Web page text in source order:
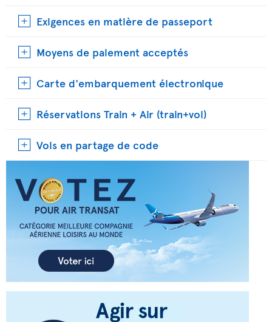
Exigences en matière de passeport
Moyens de paiement acceptés
Carte d'embarquement électronique
Réservations Train + Air (train+vol)
Vols en partage de code